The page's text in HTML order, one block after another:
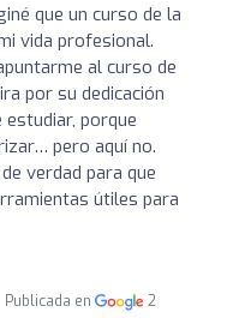
que un curso de la
vida profesional.
al curso de
por su dedicación
porque
pero aquí no.
verdad para que
útiles para
Publicada en
2